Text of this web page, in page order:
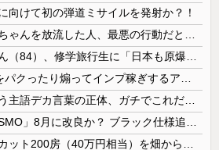
向けて初の弾道ミサイルを発射か？！